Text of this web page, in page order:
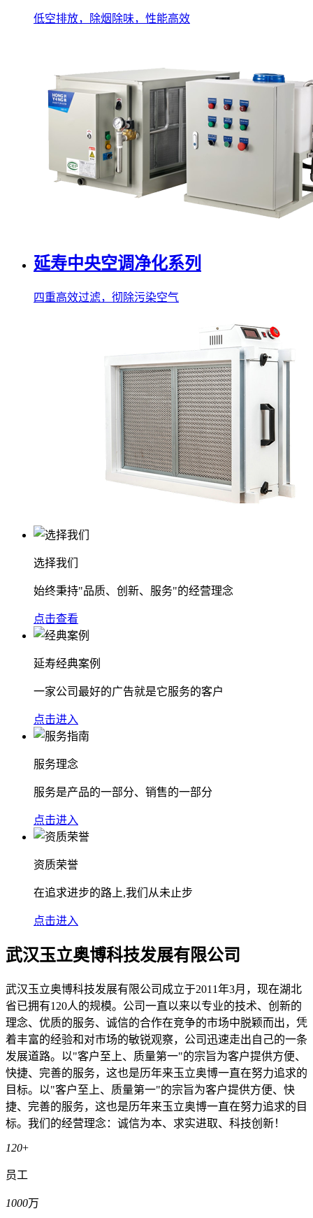
低空排放，除烟除味，性能高效
延寿中央空调净化系列
四重高效过滤，彻除污染空气
选择我们
始终秉持"品质、创新、服务"的经营理念
点击查看
延寿经典案例
一家公司最好的广告就是它服务的客户
点击进入
服务理念
服务是产品的一部分、销售的一部分
点击进入
资质荣誉
在追求进步的路上,我们从未止步
点击进入
武汉玉立奥博科技发展有限公司
武汉玉立奥博科技发展有限公司成立于2011年3月，现在湖北
省已拥有120人的规模。公司一直以来以专业的技术、创新的
理念、优质的服务、诚信的合作在竞争的市场中脱颖而出，凭
着丰富的经验和对市场的敏锐观察，公司迅速走出自己的一条
发展道路。以"客户至上、质量第一"的宗旨为客户提供方便、
快捷、完善的服务，这也是历年来玉立奥博一直在努力追求的
目标。以"客户至上、质量第一"的宗旨为客户提供方便、快
捷、完善的服务，这也是历年来玉立奥博一直在努力追求的目
标。我们的经营理念：诚信为本、求实进取、科技创新！
120+
员工
1000万